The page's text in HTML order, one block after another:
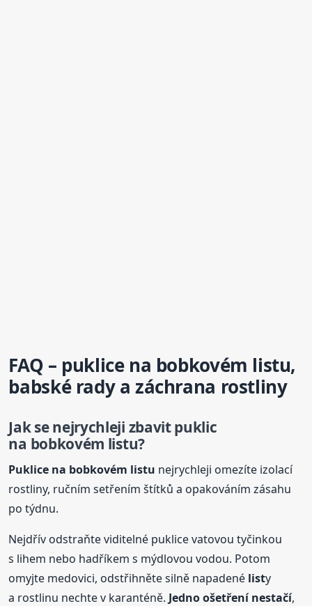
FAQ – puklice na bobkovém listu,
babské rady a záchrana rostliny
Jak se nejrychleji zbavit puklic
na bobkovém listu?
Puklice na bobkovém listu nejrychleji omezíte izolací
rostliny, ručním setřením štítků a opakováním zásahu
po týdnu.
Nejdřív odstraňte viditelné puklice vatovou tyčinkou
s lihem nebo hadříkem s mýdlovou vodou. Potom
omyjte medovici, odstřihněte silně napadené listy
a rostlinu nechte v karanténě. Jedno ošetření nestačí,